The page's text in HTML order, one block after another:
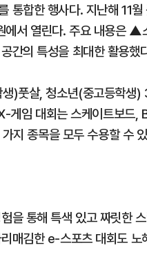
통합한 행사다. 지난해 11
에서 열린다. 주요 내용
간의 특성을 최대한 활용했
)풋살, 청소년(중고등학
임 대회는 스케이트보드,
지 종목을 모두 수용할 수
을 통해 특색 있고 짜릿한
매김한 e-스포츠 대회도